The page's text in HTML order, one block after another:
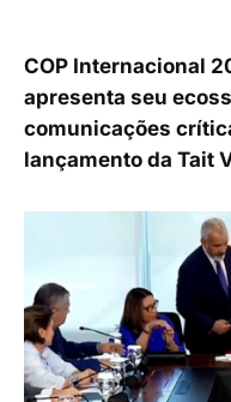
COP Internacional
apresenta seu
comunicações
lançamento da Tait